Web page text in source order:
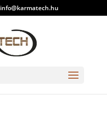
info@karmatech.hu